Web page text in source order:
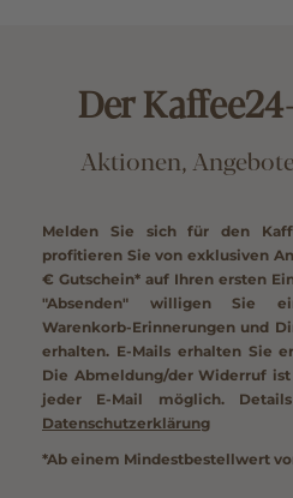
Der
Aktionen,
Melden Sie sich für den
profitieren Sie von exklusiven
€ Gutschein* auf Ihren ersten
"Absenden" willigen Sie
Warenkorb-Erinnerungen und
erhalten. E-Mails erhalten Sie
Die Abmeldung/der Widerruf
jeder E-Mail möglich.
Datenschutzerklärung
*Ab einem Mindestbestellwert